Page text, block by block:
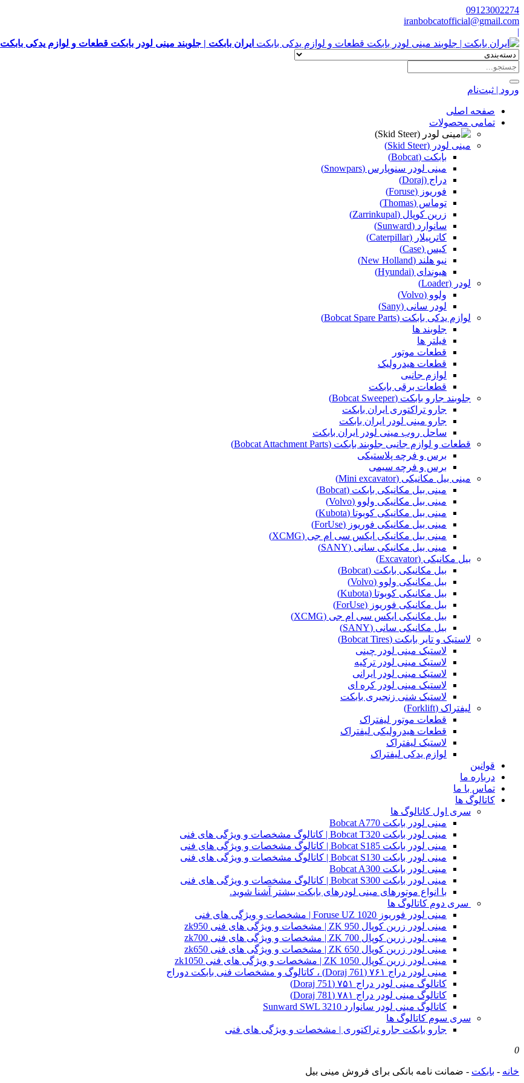
09123002274
iranbobcatofficial@gmail.com
|
ایران بابکت | جلوبند مینی لودر بابکت قطعات و لوازم یدکی بابکت
ورود | ثبت‌نام
صفحه اصلی
تمامی محصولات
مینی لودر (Skid Steer)
بابکت (Bobcat)
مینی لودر سنوپارس (Snowpars)
دراج (Doraj)
فوریوز (Foruse)
توماس (Thomas)
زرین کوپال (Zarrinkupal)
سانوارد (Sunward)
کاترپیلار (Caterpillar)
کیس (Case)
نیو هلند (New Holland)
هیوندای (Hyundai)
لودر (Loader)
ولوو (Volvo)
لودر سانی (Sany)
لوازم یدکی بابکت (Bobcat Spare Parts)
جلوبند ها
فیلتر ها
قطعات موتور
قطعات هیدرولیک
لوازم جانبی
قطعات برقی بابکت
جلوبند جارو بابکت (Bobcat Sweeper)
جارو تراکتوری ایران بابکت
جارو مینی لودر ایران بابکت
ساحل روب مینی لودر ایران بابکت
قطعات و لوازم جانبی جلوبند بابکت (Bobcat Attachment Parts)
برس و فرچه پلاستیکی
برس و فرچه سیمی
مینی بیل مکانیکی (Mini excavator)
مینی بیل مکانیکی بابکت (Bobcat)
مینی بیل مکانیکی ولوو (Volvo)
مینی بیل مکانیکی کوبوتا (Kubota)
مینی بیل مکانیکی فوریوز (ForUse)
مینی بیل مکانیکی ایکس سی ام جی (XCMG)
مینی بیل مکانیکی سانی (SANY)
بیل مکانیکی (Excavator)
بیل مکانیکی بابکت (Bobcat)
بیل مکانیکی ولوو (Volvo)
بیل مکانیکی کوبوتا (Kubota)
بیل مکانیکی فوریوز (ForUse)
بیل مکانیکی ایکس سی ام جی (XCMG)
بیل مکانیکی سانی (SANY)
لاستیک و تایر بابکت (Bobcat Tires)
لاستیک مینی لودر چینی
لاستیک مینی لودر ترکیه
لاستیک مینی لودر ایرانی
لاستیک مینی لودر کره ای
لاستیک شنی زنجیری بابکت
لیفتراک (Forklift)
قطعات موتور لیفتراک
قطعات هیدرولیکی لیفتراک
لاستیک لیفتراک
لوازم یدکی لیفتراک
قوانین
درباره ما
تماس با ما
کاتالوگ ها
سری اول کاتالوگ ها
مینی لودر بابکت Bobcat A770
مینی لودر بابکت Bobcat T320 | کاتالوگ مشخصات و ویژگی های فنی
مینی لودر بابکت Bobcat S185 | کاتالوگ مشخصات و ویژگی های فنی
مینی لودر بابکت Bobcat S130 | کاتالوگ مشخصات و ویژگی های فنی
مینی لودر بابکت Bobcat A300
مینی لودر بابکت Bobcat S300 | کاتالوگ مشخصات و ویژگی های فنی
با انواع موتورهای مینی لودرهای بابکت بیشتر آشنا شوید.
سری دوم کاتالوگ ها
مینی لودر فوریوز Foruse UZ 1020 | مشخصات و ویژگی های فنی
مینی لودر زرین کوپال ZK 950 | مشخصات و ویژگی های فنی zk950
مینی لودر زرین کوپال ZK 700 | مشخصات و ویژگی های فنی zk700
مینی لودر زرین کوپال ZK 650 | مشخصات و ویژگی های فنی zk650
مینی لودر زرین کوپال ZK 1050 | مشخصات و ویژگی های فنی zk1050
مینی لودر دراج ۷۶۱ (Doraj 761) ، کاتالوگ و مشخصات فنی بابکت دوراج
کاتالوگ مینی لودر دراج ۷۵۱ (Doraj 751)
کاتالوگ مینی لودر دراج ۷۸۱ (Doraj 781)
کاتالوگ مینی لودر سانوارد Sunward SWL 3210
سری سوم کاتالوگ ها
جارو بابکت جارو تراکتوری | مشخصات و ویژگی های فنی
0
خانه - بابکت - ضمانت نامه بانکی برای فروش مینی بیل